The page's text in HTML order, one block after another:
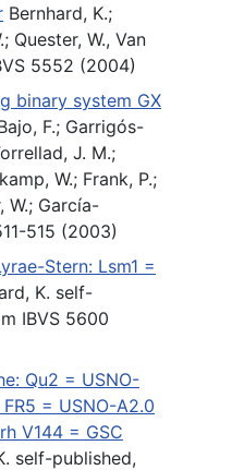
Bernhard, K.;
Quester, W., Van
5552 (2004)
binary system GX
F.; Garrigós-
J. M.;
W.; Frank, P.;
W.; García-
515 (2003)
Stern: Lsm1 =
K. self-
IBVS 5600
Qu2 = USNO-
= USNO-A2.0
V144 = GSC
self-published,